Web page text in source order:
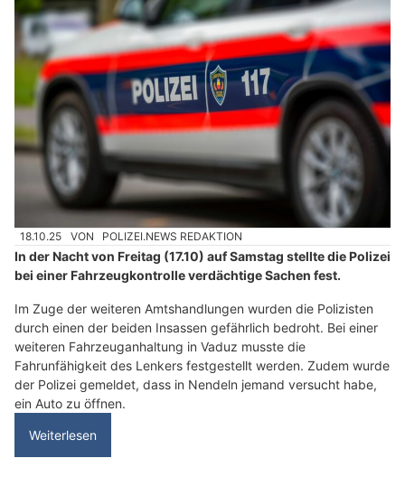
18.10.25 VON POLIZEI.NEWS REDAKTION
In der Nacht von Freitag (17.10) auf Samstag stellte die Polizei
bei einer Fahrzeugkontrolle verdächtige Sachen fest.
Im Zuge der weiteren Amtshandlungen wurden die Polizisten
durch einen der beiden Insassen gefährlich bedroht. Bei einer
weiteren Fahrzeuganhaltung in Vaduz musste die
Fahrunfähigkeit des Lenkers festgestellt werden. Zudem wurde
der Polizei gemeldet, dass in Nendeln jemand versucht habe,
ein Auto zu öffnen.
Weiterlesen